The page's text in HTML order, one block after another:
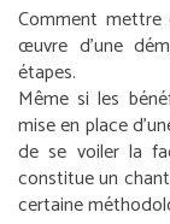
Comment mettre
œuvre d’une
étapes.
Même si les
mise en place
de se voiler la
constitue un
certaine